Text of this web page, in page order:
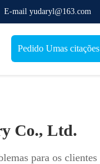
E-mail yudaryl@163.com
Pedido Umas citações
Co., Ltd.
para os clientes